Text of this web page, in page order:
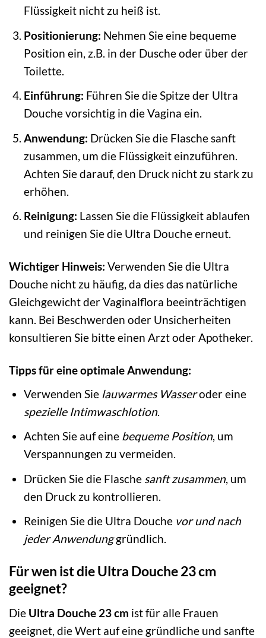
Flüssigkeit nicht zu heiß ist.
Positionierung: Nehmen Sie eine bequeme
Position ein, z.B. in der Dusche oder über der
Toilette.
Einführung: Führen Sie die Spitze der Ultra
Douche vorsichtig in die Vagina ein.
Anwendung: Drücken Sie die Flasche sanft
zusammen, um die Flüssigkeit einzuführen.
Achten Sie darauf, den Druck nicht zu stark zu
erhöhen.
Reinigung: Lassen Sie die Flüssigkeit ablaufen
und reinigen Sie die Ultra Douche erneut.
Wichtiger Hinweis: Verwenden Sie die Ultra
Douche nicht zu häufig, da dies das natürliche
Gleichgewicht der Vaginalflora beeinträchtigen
kann. Bei Beschwerden oder Unsicherheiten
konsultieren Sie bitte einen Arzt oder Apotheker.
Tipps für eine optimale Anwendung:
Verwenden Sie lauwarmes Wasseroder eine
spezielle Intimwaschlotion.
Achten Sie auf eine bequeme Position, um
Verspannungen zu vermeiden.
Drücken Sie die Flasche sanft zusammen, um
den Druck zu kontrollieren.
Reinigen Sie die Ultra Douche vor und nach
jeder Anwendunggründlich.
Für wen ist die Ultra Douche 23 cm
geeignet?
Die Ultra Douche 23 cm ist für alle Frauen
geeignet, die Wert auf eine gründliche und sanfte